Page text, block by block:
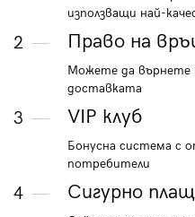
използващи най-
2 Право на
Можете да върнете
доставката
3 VIP клуб
Бонусна система с
потребители
4 Сигурно